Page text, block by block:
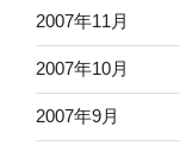
2007年11月
2007年10月
2007年9月